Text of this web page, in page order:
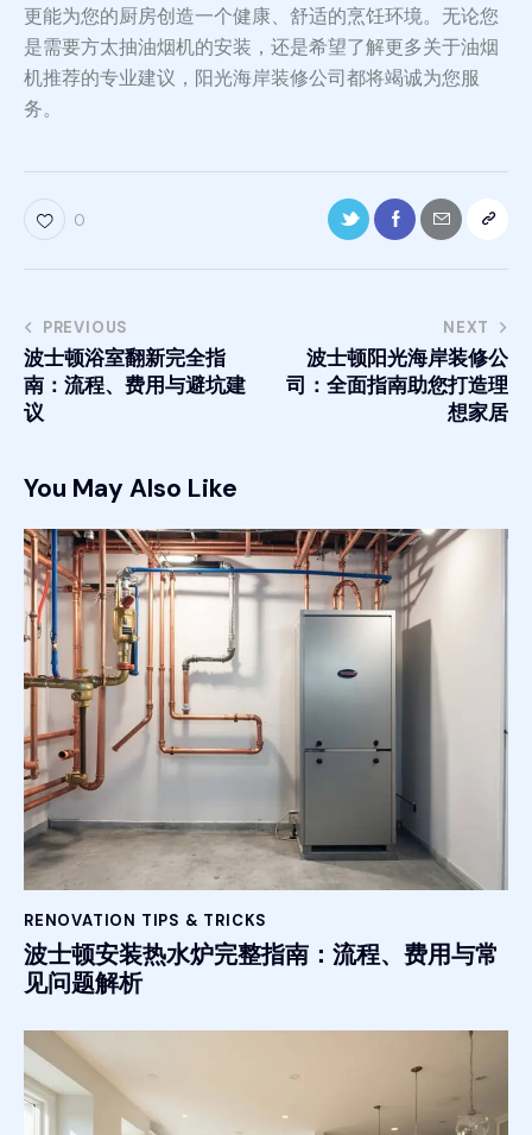
更能为您的厨房创造一个健康、舒适的烹饪环境。无论您
是需要方太抽油烟机的安装，还是希望了解更多关于油烟
机推荐的专业建议，阳光海岸装修公司都将竭诚为您服
务。
0
PREVIOUS
波士顿浴室翻新完全指
南：流程、费用与避坑建
议
NEXT
波士顿阳光海岸装修公
司：全面指南助您打造理
想家居
You May Also Like
RENOVATION TIPS & TRICKS
波士顿安装热水炉完整指南：流程、费用与常
见问题解析